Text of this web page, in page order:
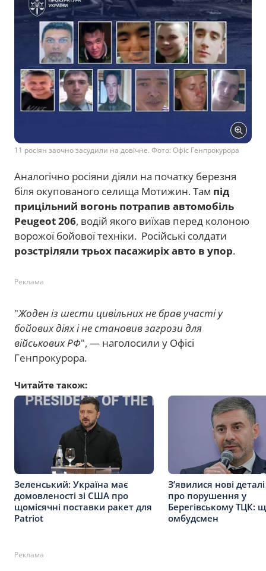
11 росіян заочно засудили на довічне. Фото: Офіс Генпрокурора
Аналогічно росіяни діяли на початку березня
біля окупованого селища Мотижин. Там під
прицільний вогонь потрапив автомобіль
Peugeot 206, водій якого виїхав перед колоною
ворожої бойової техніки. Російські солдати
розстріляли трьох пасажиріх авто в упор.
Реклама
"Жоден із шести цивільних не брав участі у
бойових діях і не становив загрози для
військових РФ", — наголосили у Офісі
Генпрокурора.
Читайте також:
Зеленський: Україна має
домовленості зі США про
щомісячні поставки ракет для
Patriot
З’явилися нові
про порушення у
Берегівському ТЦК:
омбудсмен
Реклама